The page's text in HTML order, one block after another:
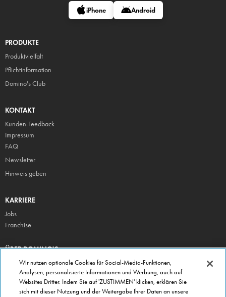
iPhone Android
PRODUKTE
Produktvielfalt
Pflichtinformation
Domino's Club
KONTAKT
Kunden-Feedback
Impressum
FAQ
Newsletter
Hinweis geben
KARRIERE
Jobs
Franchise
ÜBER DOMINO'S
Storesuche
Presse
Domino's App
Wir nutzen optionale Cookies für Social-Media-Funktionen,
Analysen, personalisierte Informationen und Werbung, auch auf
Websites Dritter. Indem Sie auf 'ZUSTIMMEN' klicken, erklären Sie
sich mit dieser Nutzung und der Weitergabe Ihrer Daten an unsere